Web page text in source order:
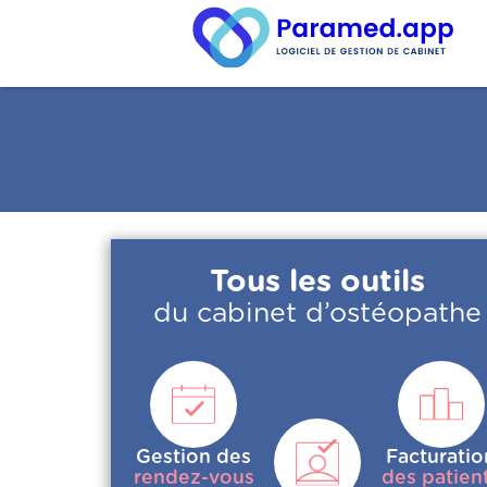
Tous les outils
du cabinet d’ostéopathe
Gestion des
rendez-vous
des